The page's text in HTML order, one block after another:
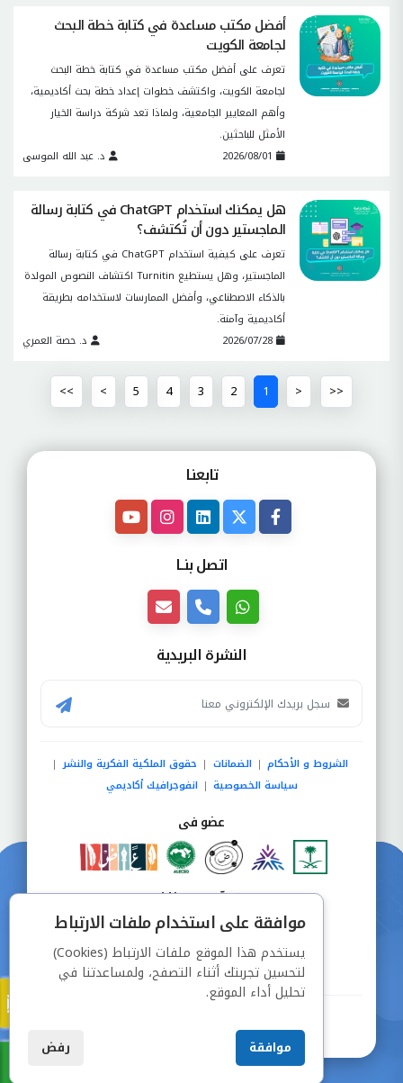
أفضل مكتب مساعدة في كتابة خطة البحث
لجامعة الكويت
تعرف على أفضل مكتب مساعدة في كتابة خطة البحث
لجامعة الكويت، واكتشف خطوات إعداد خطة بحث أكاديمية،
وأهم المعايير الجامعية، ولماذا تعد شركة دراسة الخيار
الأمثل للباحثين.
د. عبد الله الموسى
هل يمكنك استخدام ChatGPT في كتابة رسالة
الماجستير دون أن تُكتشف؟
تعرف على كيفية استخدام ChatGPT في كتابة رسالة
الماجستير، وهل يستطيع Turnitin اكتشاف النصوص المولدة
بالذكاء الاصطناعي، وأفضل الممارسات لاستخدامه بطريقة
أكاديمية وآمنة.
د. حصة العمري
<<
<
1
2
3
4
5
>
>>
تابعنـا
اتصل بنــا
النشرة البريدية
الشروط و الأحكام | الضمانات | حقوق الملكية الفكرية والنشر |
سياسة الخصوصية | انفوجرافيك أكاديمي
عضو فى
دفع آمن من خلال
موافقة على استخدام ملفات الارتباط
يستخدم هذا الموقع ملفات الارتباط (Cookies)
لتحسين تجربتك أثناء التصفح، ولمساعدتنا في
تحليل أداء الموقع.
موافقة رفض